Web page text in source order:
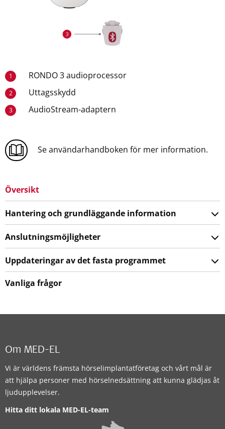
1 RONDO 3 audioprocessor
2 Uttagsskydd
3 AudioStream-adaptern
Se användarhandboken för mer information.
Översikt
Hantering och grundläggande information
Anslutningsmöjligheter
Uppdateringar av det fasta programmet
Vanliga frågor
Om MED-EL
Vi är världens främsta hörselimplantatföretag och vårt mål är
att hjälpa personer med hörselnedsättning att kunna glädjas åt
ljudupplevelser.
Hitta ditt lokala MED-EL-team